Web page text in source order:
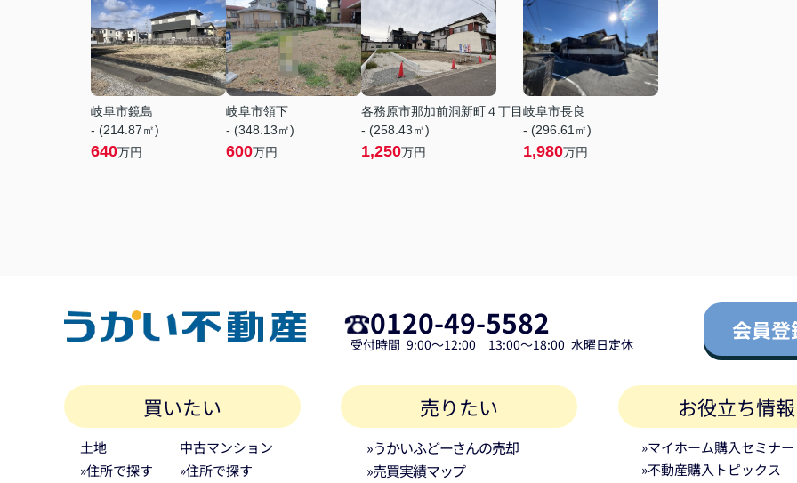
岐阜市鏡島
- (214.87㎡)
640万円
岐阜市領下
- (348.13㎡)
600万円
各務原市那加前洞新町４丁目
- (258.43㎡)
1,250万円
岐阜市長良
- (296.61㎡)
1,980万円
0120-49-5582
受付時間 9:00～12:00 13:00～18:00 水曜日定休
会員登
買いたい
土地
»住所で探す
中古マンション
»住所で探す
売りたい
»うかいふどーさんの売却
»売買実績マップ
お役立ち情報
»マイホーム購入セミナー
»不動産購入トピックス